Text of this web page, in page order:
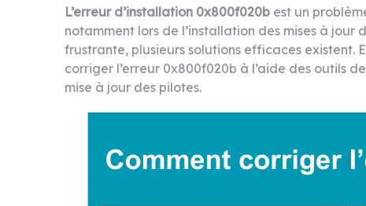
L’erreur d’installation 0x800f020b est un
notamment lors de l’installation des mises à jour
frustrante, plusieurs solutions efficaces existent.
corriger l’erreur 0x800f020b à l’aide des outils
mise à jour des pilotes.